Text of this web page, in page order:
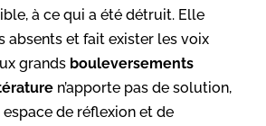
à ce qui a été détruit. Elle
absents et fait exister les voix
grands bouleversements
n’apporte pas de solution,
de réflexion et de